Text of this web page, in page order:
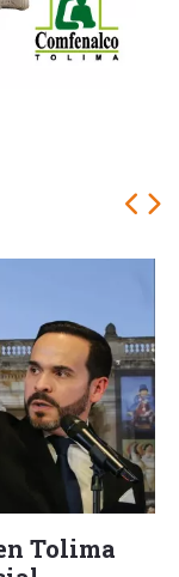
Tolima